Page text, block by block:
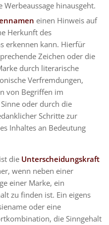
Werbeaussage hinausgeht.
einen Hinweis auf
Herkunft des
erkennen kann. Hierfür
Zeichen oder die
durch literarische
Verfremdungen,
von Begriffen im
oder durch die
Schritte zur
Inhaltes an Bedeutung
die Unterscheidungskraft
wenn neben einer
einer Marke, ein
zu finden ist. Ein eigens
oder eine
die Sinngehalt